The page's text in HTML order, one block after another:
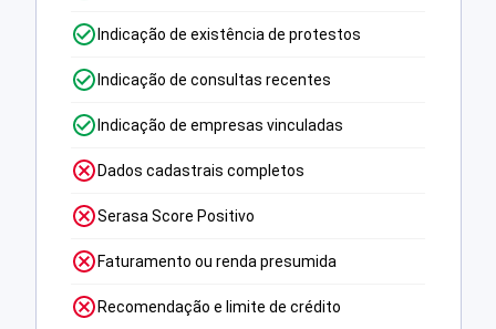
Indicação de existência de protestos
Indicação de consultas recentes
Indicação de empresas vinculadas
Dados cadastrais completos
Serasa Score Positivo
Faturamento ou renda presumida
Recomendação e limite de crédito